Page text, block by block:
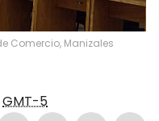
Comercio, Manizales
GMT-5